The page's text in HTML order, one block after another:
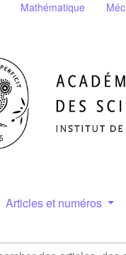
Mathématique
Articles et numéros